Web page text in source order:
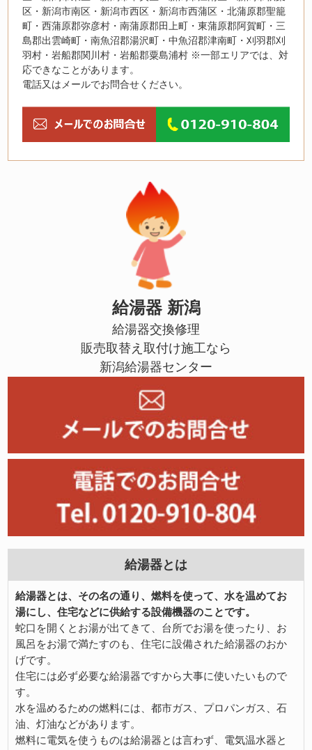
区・新潟市南区・新潟市西区・新潟市西蒲区・北蒲原郡聖籠
町・西蒲原郡弥彦村・南蒲原郡田上町・東蒲原郡阿賀町・三
島郡出雲崎町・南魚沼郡湯沢町・中魚沼郡津南町・刈羽郡刈
羽村・岩船郡関川村・岩船郡粟島浦村 ※一部エリアでは、対
応できなことがあります。
電話又はメールでお問合せください。
給湯器 新潟
給湯器交換修理
販売取替え取付け施工なら
新潟給湯器センター
給湯器とは
給湯器とは、その名の通り、燃料を使って、水を温めてお
湯にし、住宅などに供給する設備機器のことです。
蛇口を開くとお湯が出てきて、台所でお湯を使ったり、お
風呂をお湯で満たすのも、住宅に設備された給湯器のおか
げです。
住宅には必ず必要な給湯器ですから大事に使いたいもので
す。
水を温めるための燃料には、都市ガス、プロパンガス、石
油、灯油などがあります。
燃料に電気を使うものは給湯器とは言わず、電気温水器と